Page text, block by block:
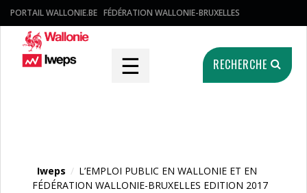
PORTAIL WALLONIE.BE FÉDÉRATION WALLONIE-BRUXELLES
☰ RECHERCHE
Iweps / L’EMPLOI PUBLIC EN WALLONIE ET EN
FÉDÉRATION WALLONIE-BRUXELLES EDITION 2017